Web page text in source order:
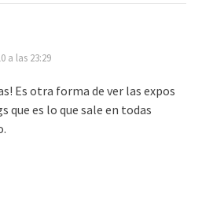
a las 23:29
Es otra forma de ver las expos
que es lo que sale en todas